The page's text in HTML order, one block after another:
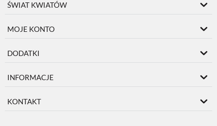
ŚWIAT KWIATÓW
MOJE KONTO
DODATKI
INFORMACJE
KONTAKT